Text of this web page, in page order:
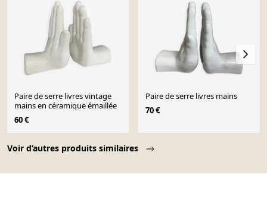
Voir d’autres produits similaires
Paire de serre livres vintage
mains en céramique émaillée
60 €
Paire de serre livres mains
70 €